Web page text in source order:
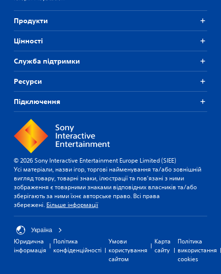
Продукти
Цiнностi
Служба підтримки
Ресурси
Підключення
© 2026 Sony Interactive Entertainment Europe Limited (SIEE)
Усі матеріали, назви ігор, торгові найменування та/або зовнішній
вигляд товару, товарні знаки, ілюстрації та пов'язані з ними
зображення є товарними знаками відповідних власників та/або
зберігають за ними їхнє авторське право. Всі права
збережені. Більше інформації
Україна
Юридична
інформація
Політика
конфіденційності
Умови
користування
сайтом
Карта
сайту
Політика
використання
cookies